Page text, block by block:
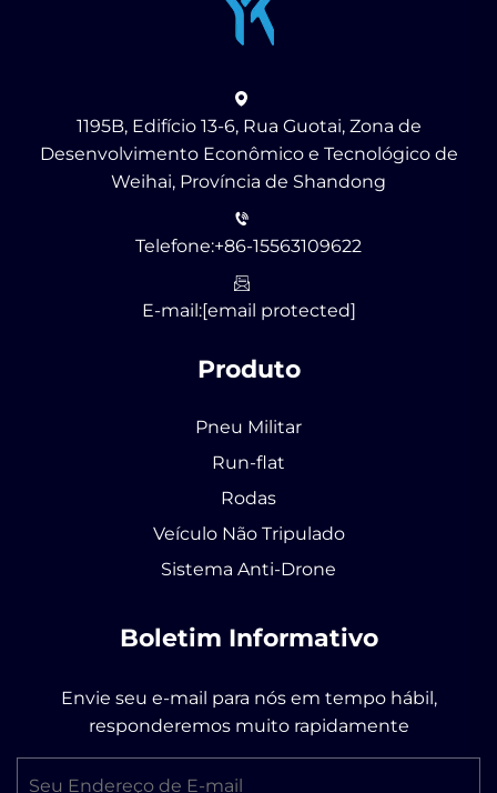
1195B, Edifício 13-6, Rua Guotai, Zona de
Desenvolvimento Econômico e Tecnológico de
Weihai, Província de Shandong
Telefone:+86-15563109622
E-mail:[email protected]
Produto
Pneu Militar
Run-flat
Rodas
Veículo Não Tripulado
Sistema Anti-Drone
Boletim Informativo
Envie seu e-mail para nós em tempo hábil,
responderemos muito rapidamente